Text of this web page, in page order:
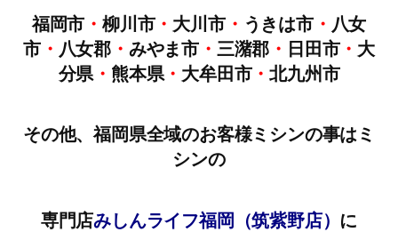
福岡市 ・柳川市・ 大川市・ うきは市・ 八女
市・ 八女郡・ みやま市・ 三潴郡 ・ 日田市・ 大
分県 ・ 熊本県・ 大牟田市・北九州市
その他、福岡県全域のお客様ミシンの事はミ
シンの
専門店みしんライフ福岡（筑紫野店） に